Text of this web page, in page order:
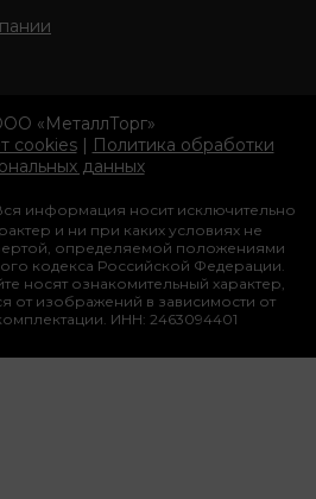
«МеталлТорг»
cookies| Политика обработки
данных
информация носит исключительно
и ни при каких условиях не
определяемой положениями
кодекса Российской Федерации.
носят ознакомительный характер,
от изображений в зависимости от
ИНН: 2463094401